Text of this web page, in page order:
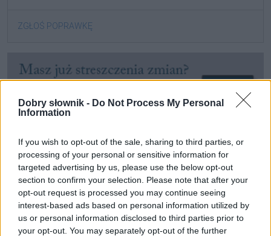
Dobry słownik - Do Not Process My Personal
Information
If you wish to opt-out of the sale, sharing to third parties, or
processing of your personal or sensitive information for
targeted advertising by us, please use the below opt-out
section to confirm your selection. Please note that after your
opt-out request is processed you may continue seeing
interest-based ads based on personal information utilized by
us or personal information disclosed to third parties prior to
your opt-out. You may separately opt-out of the further
ZGŁOŚ POPRAWKĘ
Pozostały wątpliwości? Brakuje czegoś w haśle?
Zobacz, co zyskują abonenci Dobrego słownika.